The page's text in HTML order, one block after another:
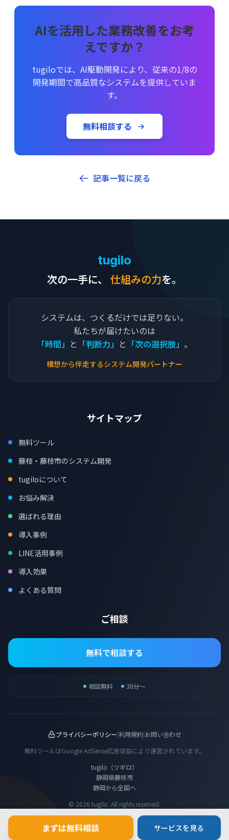
AIを活用した業務改善をお考
えですか？
tugiloでは、AI駆動開発により、従来の1/8の
開発期間で高品質なシステムを提供していま
す。
無料相談する
記事一覧に戻る
tugilo
次の一手に、
仕組みの力を。
システムは、つくるだけでは足りない。
私たちが届けたいのは
「時間」 と 「判断力」 と 「次の選択肢」 。
構想から伴走するシステム開発パートナー
サイトマップ
無料ツール
藤枝・藤枝市のシステム開発
tugiloについて
お悩み解決
選ばれる理由
導入事例
LINE活用事例
導入効果
よくある質問
ご相談
無料で相談する
相談無料 30分〜
プライバシーポリシー|利用規約|お問い合わせ
無料ツールはGoogle AdSense広告収益により運営されています。
tugilo（ツギロ）
静岡県藤枝市
静岡から全国へ
© 2026 tugilo. All rights reserved.
まずは無料相談 サービスを見る